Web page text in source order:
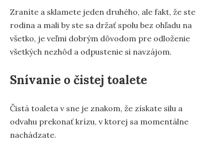
Zraníte a sklamete jeden druhého, ale fakt, že ste
rodina a mali by ste sa držať spolu bez ohľadu na
všetko, je veľmi dobrým dôvodom pre odloženie
všetkých nezhôd a odpustenie si navzájom.
Snívanie o čistej toalete
Čistá toaleta v sne je znakom, že získate silu a
odvahu prekonať krízu, v ktorej sa momentálne
nachádzate.